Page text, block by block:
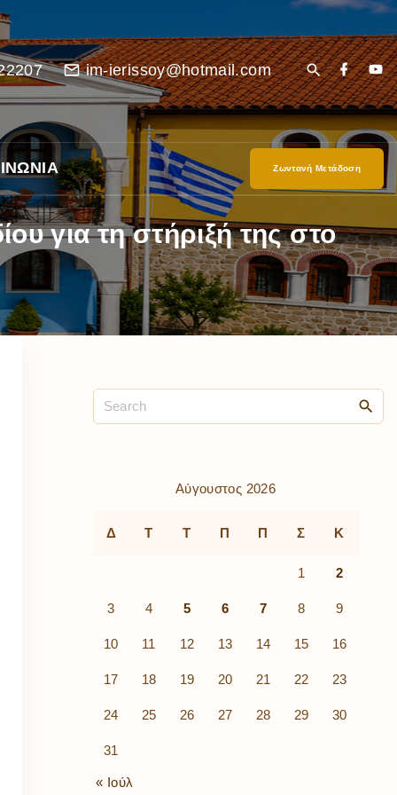
im-ierissoy@hotmail.com
Ζωντανή Μετάδοση
για τη στήριξή της στο
Αύγουστος 2026
Δ Τ Τ Π Π Σ Κ
1 2
3 4 5 6 7 8 9
10 11 12 13 14 15 16
17 18 19 20 21 22 23
24 25 26 27 28 29 30
31
« Ιούλ